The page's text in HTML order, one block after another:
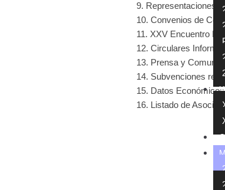
9. Representaciones
10. Convenios de
11. XXV Encuentro
12. Circulares
13. Prensa y
14. Subvenciones
15. Datos
16. Listado de